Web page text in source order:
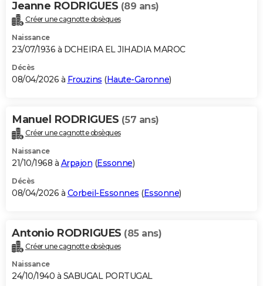
Jeanne RODRIGUES (89 ans)
Créer une cagnotte obsèques
Naissance
23/07/1936 à DCHEIRA EL JIHADIA MAROC
Décès
08/04/2026 à Frouzins (Haute-Garonne)
Manuel RODRIGUES (57 ans)
Créer une cagnotte obsèques
Naissance
21/10/1968 à Arpajon (Essonne)
Décès
08/04/2026 à Corbeil-Essonnes (Essonne)
Antonio RODRIGUES (85 ans)
Créer une cagnotte obsèques
Naissance
24/10/1940 à SABUGAL PORTUGAL